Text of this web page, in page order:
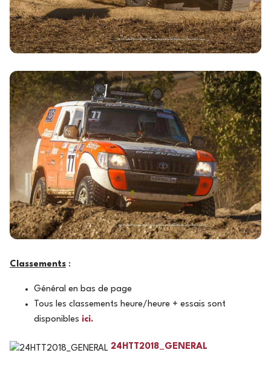
Classements :
Général en bas de page
Tous les classements heure/heure + essais sont
disponibles ici.
24HTT2018_GENERAL